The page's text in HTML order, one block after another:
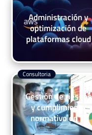
Administración y
optimización de
plataformas cloud
Gestión de riesgos
y cumplimiento
normativo en TI
Consultoria